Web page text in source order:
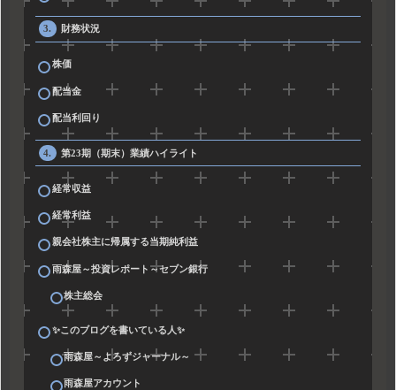
財務状況
株価
配当金
配当利回り
第23期（期末）業績ハイライト
経常収益
経常利益
親会社株主に帰属する当期純利益
雨森屋～投資レポート～セブン銀行
株主総会
✨このブログを書いている人✨
雨森屋～よろずジャーナル～
雨森屋アカウント